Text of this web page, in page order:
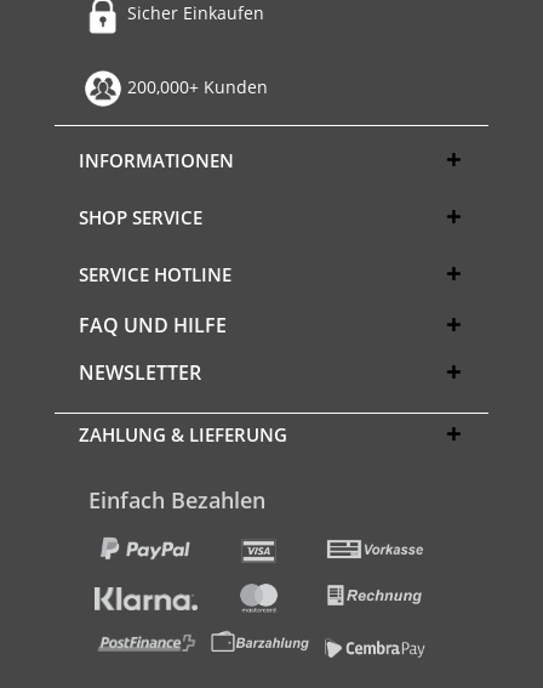
Sicher Einkaufen
200,000+ Kunden
INFORMATIONEN
SHOP SERVICE
SERVICE HOTLINE
FAQ UND HILFE
NEWSLETTER
ZAHLUNG & LIEFERUNG
Einfach Bezahlen